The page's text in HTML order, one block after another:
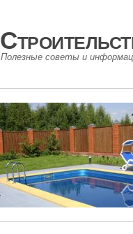
Полезные советы и